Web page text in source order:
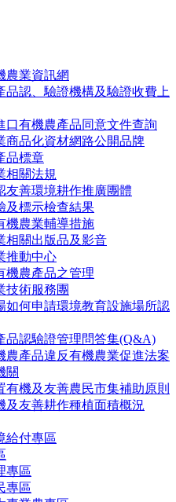
農業資訊網
品認、驗證機構及驗證收費上
口有機農產品同意文件查詢
商品化資材網路公開品牌
品標章
相關法規
友善環境耕作推廣團體
及標示檢查結果
機農業輔導措施
相關出版品及影音
推動中心
機農產品之管理
技術服務團
如何申請環境教育設施場所認
品認驗證管理問答集(Q&A)
農產品違反有機農業促進法案
關
有機及友善農民市集補助原則
及友善耕作種植面積概況
給付專區
專區
專區